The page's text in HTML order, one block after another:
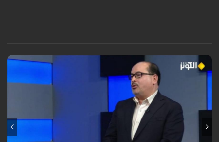
دکتر یحیی ابو زکریا، اندیشمند و فعال رسانه‌ای الجزایری، در برنامه «فلسطین
الصمود» از شبکه الکوثر با اشاره به استقبال کودکان غزه از ماه رمضان در